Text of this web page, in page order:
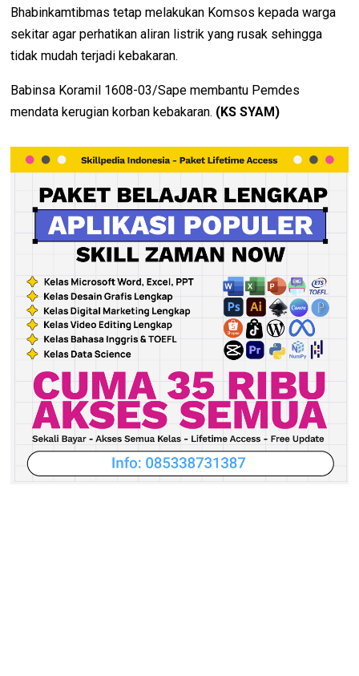
Bhabinkamtibmas tetap melakukan Komsos kepada warga
sekitar agar perhatikan aliran listrik yang rusak sehingga
tidak mudah terjadi kebakaran.
Babinsa Koramil 1608-03/Sape membantu Pemdes
mendata kerugian korban kebakaran. (KS SYAM)